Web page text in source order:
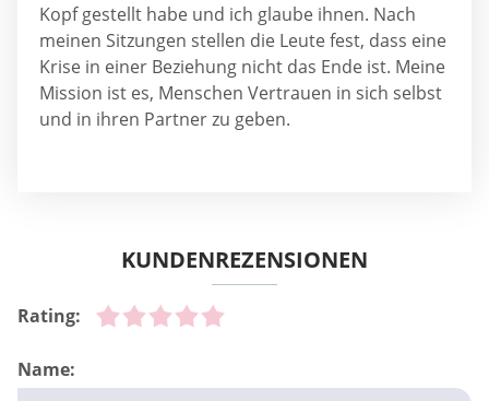
Kopf gestellt habe und ich glaube ihnen. Nach
meinen Sitzungen stellen die Leute fest, dass eine
Krise in einer Beziehung nicht das Ende ist. Meine
Mission ist es, Menschen Vertrauen in sich selbst
und in ihren Partner zu geben.
KUNDENREZENSIONEN
Rating:
Name: